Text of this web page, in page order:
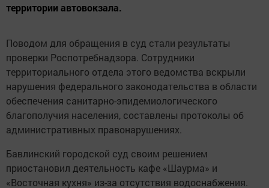
территории автовокзала.
Поводом для обращения в суд стали результаты
проверки Роспотребнадзора. Сотрудники
территориального отдела этого ведомства вскрыли
нарушения федерального законодательства в области
обеспечения санитарно-эпидемиологического
благополучия населения, составлены протоколы об
административных правонарушениях.
Бавлинский городской суд своим решением
приостановил деятельность кафе «Шаурма» и
«Восточная кухня» из-за отсутствия водоснабжения.